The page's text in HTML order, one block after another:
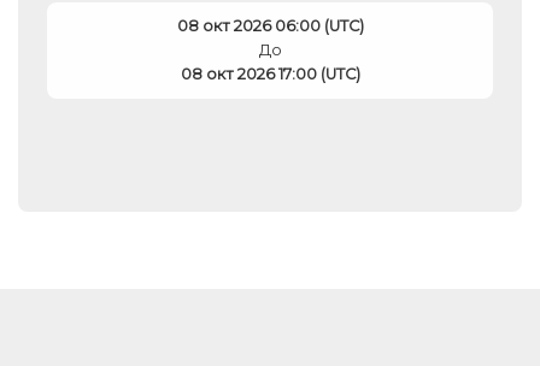
08 окт 2026 06:00 (UTC)
До
08 окт 2026 17:00 (UTC)